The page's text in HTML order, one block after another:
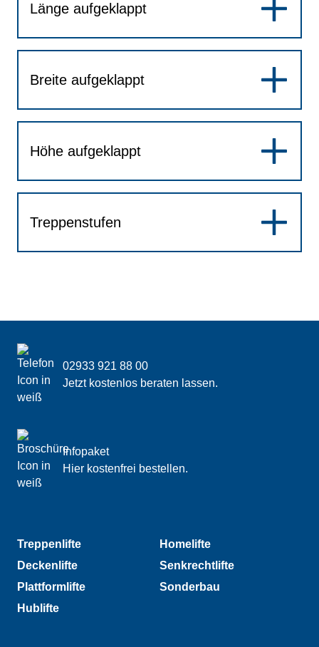
Länge aufgeklappt
Breite aufgeklappt
Höhe aufgeklappt
Treppenstufen
Link öffnet in einem neuen Tab.
Website-Footer
Kontakt & Kurzinformationen
02933 921 88 00
Jetzt kostenlos beraten lassen.
Infopaket
Hier kostenfrei bestellen.
Footer-Navigation 1
Treppenlifte
Deckenlifte
Plattformlifte
Hublifte
Footer-Navigation 2
Homelifte
Senkrechtlifte
Sonderbau